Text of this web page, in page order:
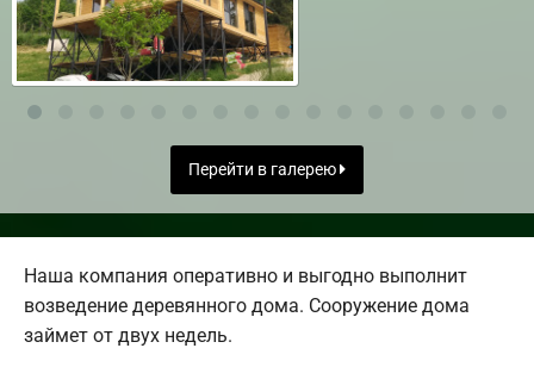
Перейти в галерею
Наша компания оперативно и выгодно выполнит
возведение деревянного дома. Сооружение дома
займет от двух недель.